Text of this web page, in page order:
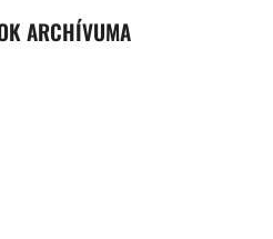
ARCHÍVUMA